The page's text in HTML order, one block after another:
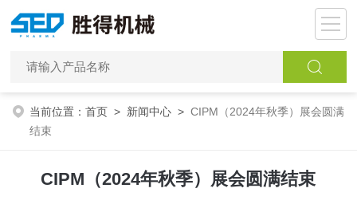
当前位置：首页 > 新闻中心 >CIPM（2024年秋季）展会圆满
结束
CIPM（2024年秋季）展会圆满结束